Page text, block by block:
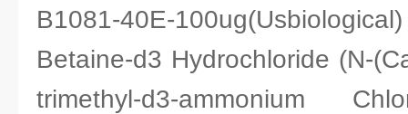
B1081-40E-100ug(Usbiological)
Betaine-d3 Hydrochloride (N-
trimethyl-d3-ammonium